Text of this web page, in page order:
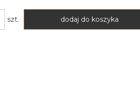
szt. dodaj do koszyka